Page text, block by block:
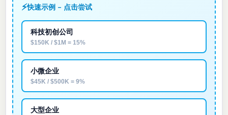
⚡快速示例 - 点击尝试
科技初创公司
$150K / $1M = 15%
小微企业
$45K / $500K = 9%
大型企业